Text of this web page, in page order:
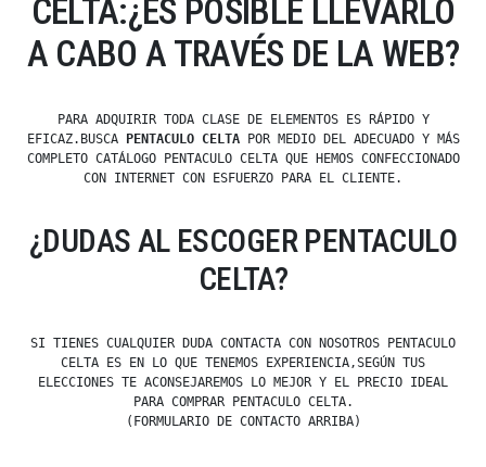
CELTA:¿ES POSIBLE LLEVARLO
A CABO A TRAVÉS DE LA WEB?
PARA ADQUIRIR TODA CLASE DE ELEMENTOS ES RÁPIDO Y
EFICAZ.BUSCA
PENTACULO CELTAPOR MEDIO DEL ADECUADO Y MÁS
COMPLETO CATÁLOGO PENTACULO CELTA QUE HEMOS CONFECCIONADO
CON INTERNET CON ESFUERZO PARA EL CLIENTE.
¿DUDAS AL ESCOGER PENTACULO
CELTA?
SI TIENES CUALQUIER DUDA CONTACTA CON NOSOTROS PENTACULO
CELTA ES EN LO QUE TENEMOS EXPERIENCIA,SEGÚN TUS
ELECCIONES TE ACONSEJAREMOS LO MEJOR Y EL PRECIO IDEAL
PARA COMPRAR PENTACULO CELTA.
(FORMULARIO DE CONTACTO ARRIBA)